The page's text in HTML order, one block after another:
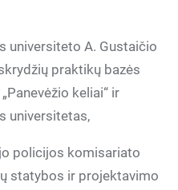
universiteto A. Gustaičio
praktikų bazės
keliai“ ir
universitetas,
policijos komisariato
statybos ir projektavimo